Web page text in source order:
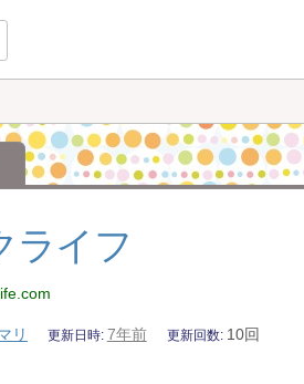
ライフ
リ 更新日時 7年前 更新回数 10回